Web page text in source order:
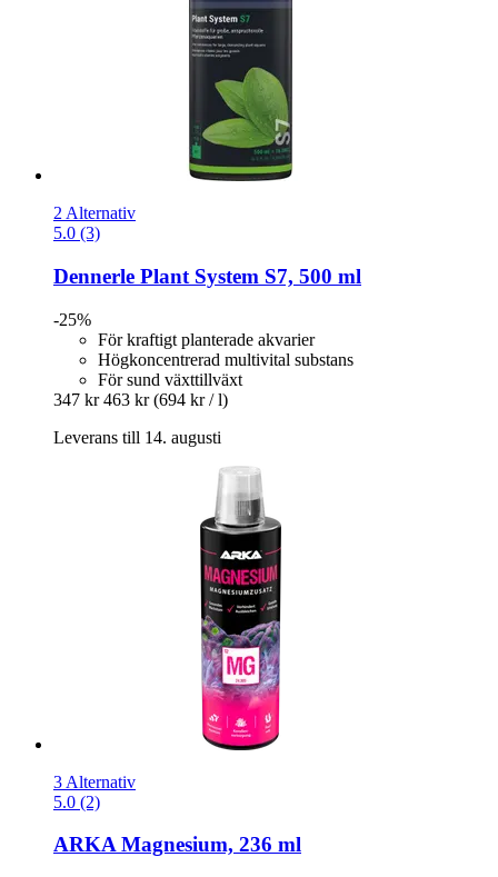
2 Alternativ
5.0 (3)
Dennerle Plant System S7, 500 ml
-25%
För kraftigt planterade akvarier
Högkoncentrerad multivital substans
För sund växttillväxt
347 kr 463 kr (694 kr / l)
Leverans till 14. augusti
3 Alternativ
5.0 (2)
ARKAMagnesium, 236 ml